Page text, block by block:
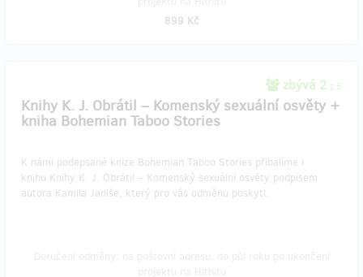
899 Kč
zbývá 2 z 5
Knihy K. J. Obrátil – Komenský sexuální osvěty +
kniha Bohemian Taboo Stories
K námi podepsané knize Bohemian Taboo Stories přibalíme i
knihu Knihy K. J. Obrátil – Komenský sexuální osvěty podpisem
autora Kamila Janiše, který pro vás odměnu poskytl.